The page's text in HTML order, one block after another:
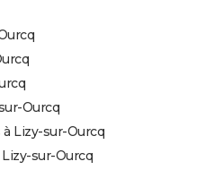
Ourcq
Lizy-sur-Ourcq
sur-Ourcq